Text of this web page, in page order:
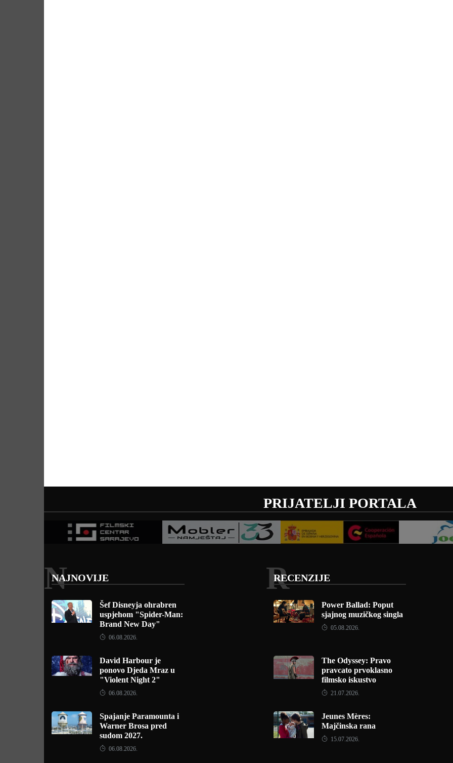
PRIJATELJI PORTALA
NAJNOVIJE
N
Šef Disneyja ohrabren
uspjehom "Spider-Man:
Brand New Day"
06.08.2026.
David Harbour je
ponovo Djeda Mraz u
"Violent Night 2"
06.08.2026.
Spajanje Paramounta i
Warner Brosa pred
sudom 2027.
06.08.2026.
RECENZIJE
R
Power Ballad: Poput
sjajnog muzičkog singla
05.08.2026.
The Odyssey: Pravo
pravcato prvoklasno
filmsko iskustvo
21.07.2026.
Jeunes Mères:
Majčinska rana
15.07.2026.